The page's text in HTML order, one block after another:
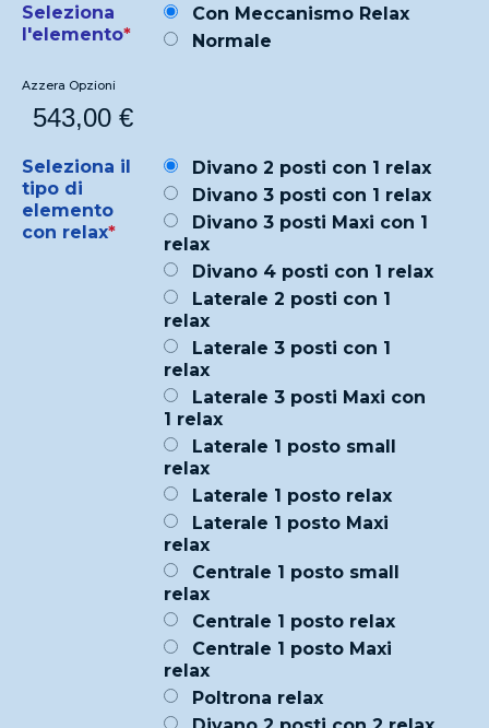
Seleziona
l'elemento*
Con Meccanismo Relax
Normale
Azzera Opzioni
543,00 €
Seleziona il
tipo di
elemento
con relax*
Divano 2 posti con 1 relax
Divano 3 posti con 1 relax
Divano 3 posti Maxi con 1
relax
Divano 4 posti con 1 relax
Laterale 2 posti con 1
relax
Laterale 3 posti con 1
relax
Laterale 3 posti Maxi con
1 relax
Laterale 1 posto small
relax
Laterale 1 posto relax
Laterale 1 posto Maxi
relax
Centrale 1 posto small
relax
Centrale 1 posto relax
Centrale 1 posto Maxi
relax
Poltrona relax